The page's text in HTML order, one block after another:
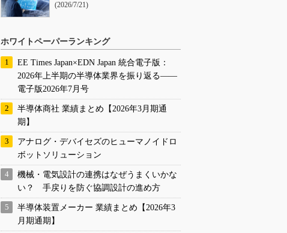
(2026/7/21)
ホワイトペーパーランキング
EE Times Japan×EDN Japan 統合電子版：
2026年上半期の半導体業界を振り返る――
電子版2026年7月号
半導体商社 業績まとめ【2026年3月期通
期】
アナログ・デバイセズのヒューマノイドロ
ボットソリューション
機械・電気設計の連携はなぜうまくいかな
い？ 手戻りを防ぐ協調設計の進め方
半導体装置メーカー 業績まとめ【2026年3
月期通期】